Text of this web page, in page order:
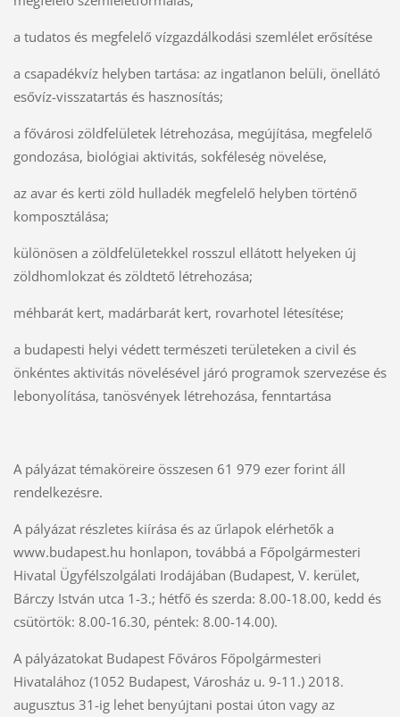
a tudatos és megfelelő vízgazdálkodási szemlélet erősítése
a csapadékvíz helyben tartása: az ingatlanon belüli, önellátó
esővíz-visszatartás és hasznosítás;
a fővárosi zöldfelületek létrehozása, megújítása, megfelelő
gondozása, biológiai aktivitás, sokféleség növelése,
az avar és kerti zöld hulladék megfelelő helyben történő
komposztálása;
különösen a zöldfelületekkel rosszul ellátott helyeken új
zöldhomlokzat és zöldtető létrehozása;
méhbarát kert, madárbarát kert, rovarhotel létesítése;
a budapesti helyi védett természeti területeken a civil és
önkéntes aktivitás növelésével járó programok szervezése és
lebonyolítása, tanösvények létrehozása, fenntartása
A pályázat témaköreire összesen 61 979 ezer forint áll
rendelkezésre.
A pályázat részletes kiírása és az űrlapok elérhetők a
www.budapest.hu honlapon, továbbá a Főpolgármesteri
Hivatal Ügyfélszolgálati Irodájában (Budapest, V. kerület,
Bárczy István utca 1-3.; hétfő és szerda: 8.00-18.00, kedd és
csütörtök: 8.00-16.30, péntek: 8.00-14.00).
A pályázatokat Budapest Főváros Főpolgármesteri
Hivatalához (1052 Budapest, Városház u. 9-11.) 2018.
augusztus 31-ig lehet benyújtani postai úton vagy az